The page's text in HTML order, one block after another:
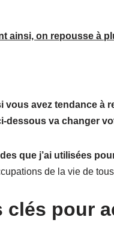
ainsi, on repousse à
vous avez tendance à
dessous va changer
que j’ai utilisées
de la vie de
clés pour